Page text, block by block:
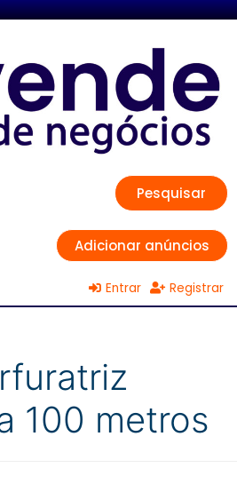
Pesquisar
Adicionar anúncios
Entrar Registrar
100 metros